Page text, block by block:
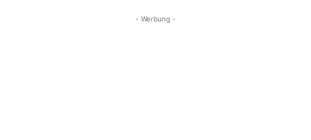
- Werbung -